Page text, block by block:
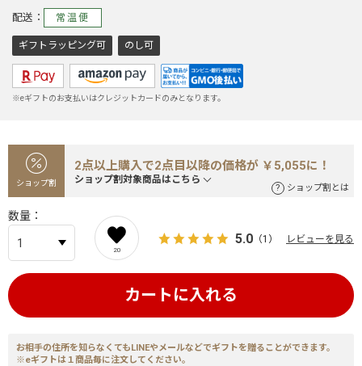
配送 常温便
ギフトラッピング可 のし可
※eギフトのお支払いはクレジットカードのみとなります。
ショップ割
2点以上購入で2点目以降の価格が ￥5,055に！
ショップ割対象商品はこちら
ショップ割とは
数量
20
5.0 （1） レビューを見る
カートに入れる
お相手の住所を知らなくてもLINEやメールなどでギフトを贈ることができます。
※eギフトは１商品毎に注文してください。